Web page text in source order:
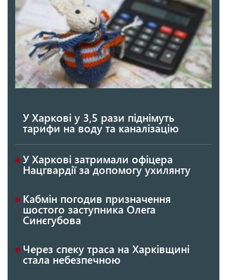
У Харкові у 3,5 рази піднімуть
тарифи на воду та каналізацію
У Харкові затримали офіцера
Нацгвардії за допомогу ухилянту
Кабмін погодив призначення
шостого заступника Олега
Синєгубова
Через спеку траса на Харківщині
стала небезпечною